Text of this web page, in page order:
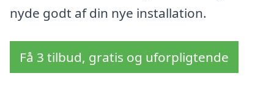
nyde godt af din nye installation.
Få 3 tilbud, gratis og uforpligtende